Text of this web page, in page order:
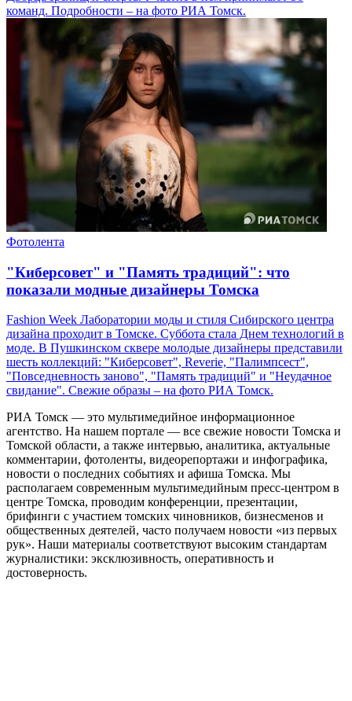
команд. Подробности – на фото РИА Томск.
Фотолента
"Киберсовет" и "Память традиций": что
показали модные дизайнеры Томска
Fashion Week Лаборатории моды и стиля Сибирского центра
дизайна проходит в Томске. Суббота стала Днем технологий в
моде. В Пушкинском сквере молодые дизайнеры представили
шесть коллекций: "Киберсовет", Reverie, "Палимпсест",
"Повседневность заново", "Память традиций" и "Неудачное
свидание". Свежие образы – на фото РИА Томск.
РИА Томск — это мультимедийное информационное
агентство. На нашем портале — все свежие новости Томска и
Томской области, а также интервью, аналитика, актуальные
комментарии, фотоленты, видеорепортажи и инфографика,
новости о последних событиях и афиша Томска. Мы
располагаем современным мультимедийным пресс-центром в
центре Томска, проводим конференции, презентации,
брифинги с участием томских чиновников, бизнесменов и
общественных деятелей, часто получаем новости «из первых
рук». Наши материалы соответствуют высоким стандартам
журналистики: эксклюзивность, оперативность и
достоверность.